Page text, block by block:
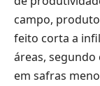
campo,
feito corta a
áreas, segundo
em safras